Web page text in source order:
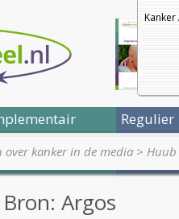
Regulier
over kanker in de media > Huub
Argos